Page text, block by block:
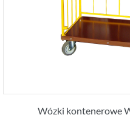
Wózki kontenerowe